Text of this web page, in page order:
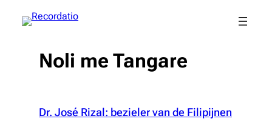
naar
Noli me Tangare
Dr. José Rizal: bezieler van de Filipijnen